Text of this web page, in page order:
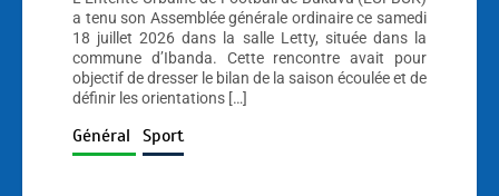
a tenu son Assemblée générale ordinaire ce samedi
18 juillet 2026 dans la salle Letty, située dans la
commune d’Ibanda. Cette rencontre avait pour
objectif de dresser le bilan de la saison écoulée et de
définir les orientations […]
Général Sport